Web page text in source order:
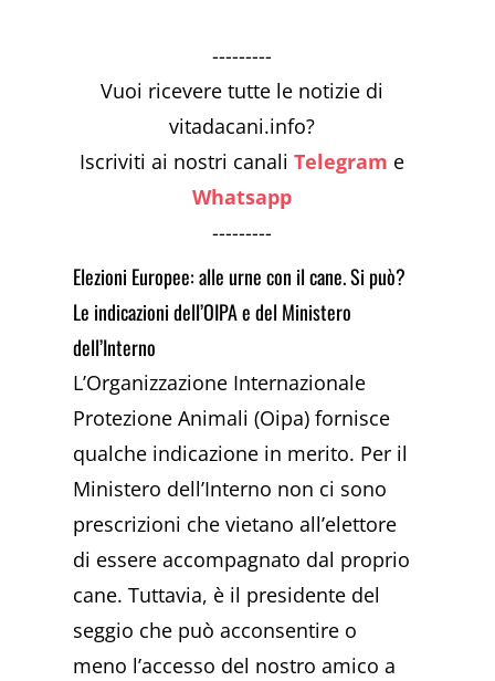
---------
Vuoi ricevere tutte le notizie di
vitadacani.info?
Iscriviti ai nostri canaliTelegram e
Whatsapp
---------
Elezioni Europee: alle urne con il cane. Si può?
Le indicazioni dell’OIPA e del Ministero
dell’Interno
L’Organizzazione Internazionale
Protezione Animali (Oipa) fornisce
qualche indicazione in merito. Per il
Ministero dell’Interno non ci sono
prescrizioni che vietano all’elettore
di essere accompagnato dal proprio
cane. Tuttavia, è il presidente del
seggio che può acconsentire o
meno l’accesso del nostro amico a